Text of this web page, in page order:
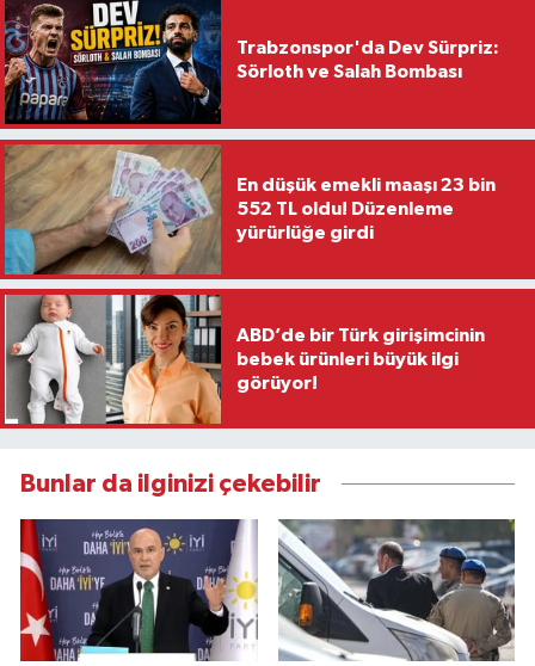
Trabzonspor'da Dev Sürpriz:
Sörloth ve Salah Bombası
En düşük emekli maaşı 23 bin
552 TL oldu! Düzenleme
yürürlüğe girdi
ABD’de bir Türk girişimcinin
bebek ürünleri büyük ilgi
görüyor!
Bunlar da ilginizi çekebilir